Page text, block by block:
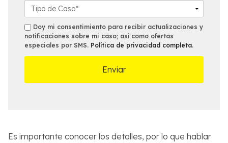
*
lo
i
c
i
n
e
t
a
l
l
s
a
s
m
s
Doy mi consentimiento para recibir actualizaciones y
notificaciones sobre mi caso; así como ofertas
especiales por SMS. Política de privacidad completa.
Es importante conocer los detalles, por lo que hablar